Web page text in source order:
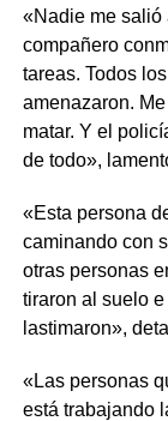
«Nadie me salió
compañero
tareas. Todos
amenazaron.
matar. Y el
de todo»,
«Esta persona
caminando con
otras personas
tiraron al suelo
lastimaron»,
«Las personas
está trabajando